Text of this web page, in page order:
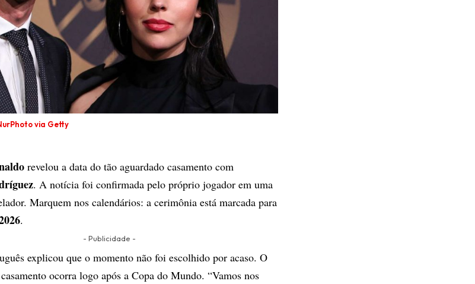
via Getty
revelou a data do tão aguardado casamento com
. A notícia foi confirmada pelo próprio jogador em uma
Marquem nos calendários: a cerimônia está marcada para
.
- Publicidade -
explicou que o momento não foi escolhido por acaso. O
ocorra logo após a Copa do Mundo. “Vamos nos